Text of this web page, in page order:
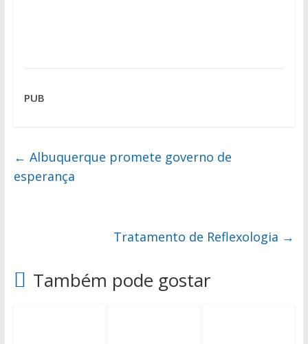
PUB
← Albuquerque promete governo de
esperança
Tratamento de Reflexologia →
Também pode gostar